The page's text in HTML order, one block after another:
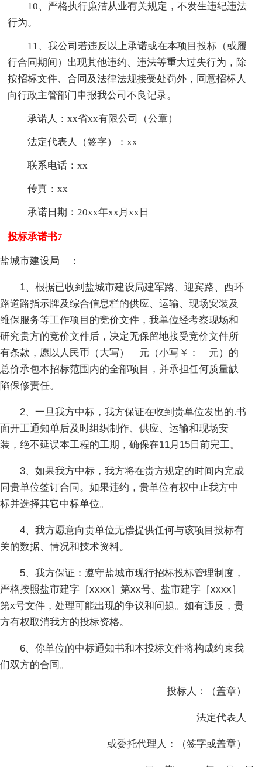
10、严格执行廉洁从业有关规定，不发生违纪违法
行为。
11、我公司若违反以上承诺或在本项目投标（或履
行合同期间）出现其他违约、违法等重大过失行为，除
按招标文件、合同及法律法规接受处罚外，同意招标人
向行政主管部门申报我公司不良记录。
承诺人：xx省xx有限公司（公章）
法定代表人（签字）：xx
联系电话：xx
传真：xx
承诺日期：20xx年xx月xx日
投标承诺书7
盐城市建设局 ：
1、根据已收到盐城市建设局建军路、迎宾路、西环
路道路指示牌及综合信息栏的供应、运输、现场安装及
维保服务等工作项目的竞价文件，我单位经考察现场和
研究贵方的竞价文件后，决定无保留地接受竞价文件所
有条款，愿以人民币（大写） 元（小写￥： 元）的
总价承包本招标范围内的全部项目，并承担任何质量缺
陷保修责任。
2、一旦我方中标，我方保证在收到贵单位发出的.书
面开工通知单后及时组织制作、供应、运输和现场安
装，绝不延误本工程的工期，确保在11月 15 日前完工。
3、如果我方中标，我方将在贵方规定的时间内完成
同贵单位签订合同。如果违约，贵单位有权中止我方中
标并选择其它中标单位。
4、我方愿意向贵单位无偿提供任何与该项目投标有
关的数据、情况和技术资料。
5、我方保证：遵守盐城市现行招标投标管理制度，
严格按照盐市建字［xxxx］第xx号、盐市建字［xxxx］
第x号文件，处理可能出现的争议和问题。如有违反，贵
方有权取消我方的投标资格。
6、你单位的中标通知书和本投标文件将构成约束我
们双方的合同。
投标人：（盖章）
法定代表人
或委托代理人：（签字或盖章）